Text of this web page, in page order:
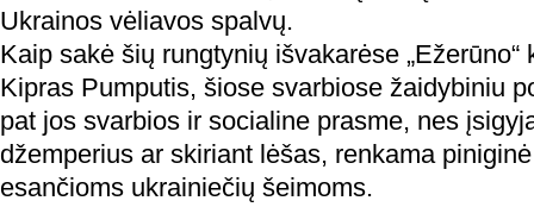
Ukrainos vėliavos spalvų.
Kaip sakė šių rungtynių išvakarėse „Ežerūno“
Kipras Pumputis, šiose svarbiose žaidybiniu
pat jos svarbios ir socialine prasme, nes
džemperius ar skiriant lėšas, renkama
esančioms ukrainiečių šeimoms.